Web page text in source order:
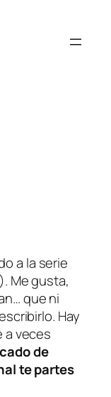
a la serie
Me gusta,
que ni
Hay
a veces
de
te partes